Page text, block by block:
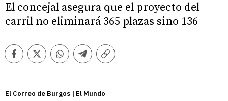
El concejal asegura que el proyecto del
carril no eliminará 365 plazas sino 136
FacebookTwitterWhatsappTelegramCopiar
El Correo de Burgos | El Mundo